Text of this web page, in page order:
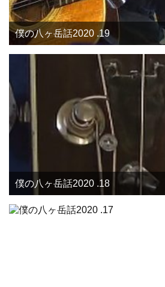
僕の八ヶ岳話2020 .19
僕の八ヶ岳話2020 .18